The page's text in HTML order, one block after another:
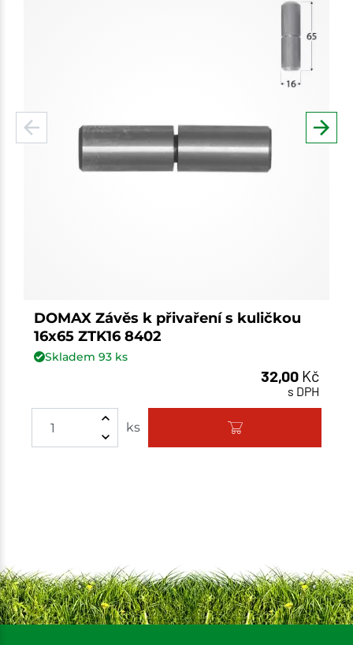
DOMAX Závěs k přivaření s kuličkou
16x65 ZTK16 8402
Skladem 93ks
32,00 Kč
s DPH
ks